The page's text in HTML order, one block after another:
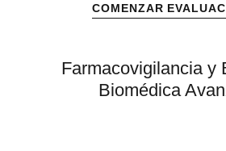
COMENZAR
Farmacovigilancia y
Biomédica